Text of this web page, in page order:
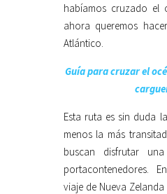
habíamos cruzado el
ahora queremos
Atlántico.
Guía para cruzar el
Esta ruta es sin duda
menos la más
buscan disfrutar
portacontenedores.
viaje de Nueva